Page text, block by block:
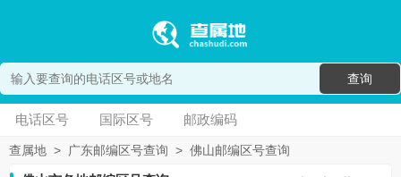
查询
电话区号 国际区号 邮政编码
查属地 > 广东邮编区号查询 > 佛山邮编区号查询